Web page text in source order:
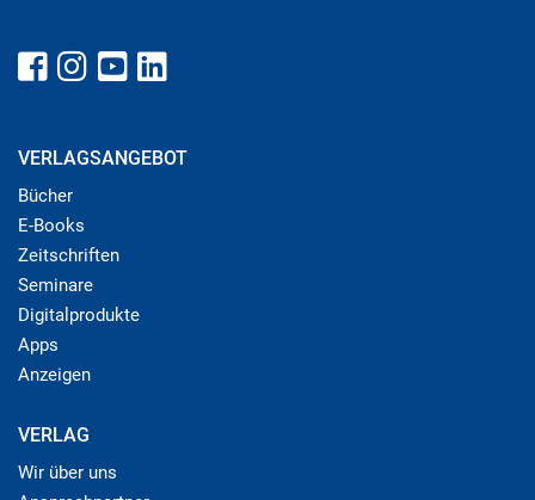
VERLAGSANGEBOT
Bücher
E-Books
Zeitschriften
Seminare
Digitalprodukte
Apps
Anzeigen
VERLAG
Wir über uns